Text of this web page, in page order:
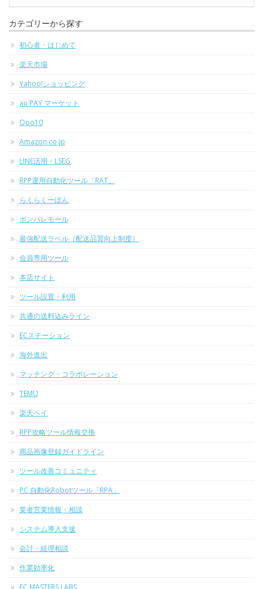
カテゴリーから探す
初心者・はじめて
楽天市場
Yahoo!ショッピング
au PAY マーケット
Qoo10
Amazon.co.jp
LINE活用・LSEG
RPP運用自動化ツール「RAT」
らくらくーぽん
ポンパレモール
最強配送ラベル（配送品質向上制度）
会員専用ツール
本店サイト
ツール設置・利用
共通の送料込みライン
ECステーション
海外進出
マッチング・コラボレーション
TEMU
楽天ペイ
RPP攻略ツール情報交換
商品画像登録ガイドライン
ツール改善コミュニティ
PC 自動化Robotツール「RPA」
業者営業情報・相談
システム導入支援
会計・経理相談
作業効率化